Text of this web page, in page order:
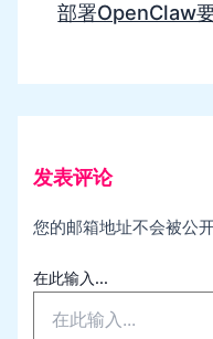
部署OpenClaw
发表评论
您的邮箱地址不会被公开
在此输入...